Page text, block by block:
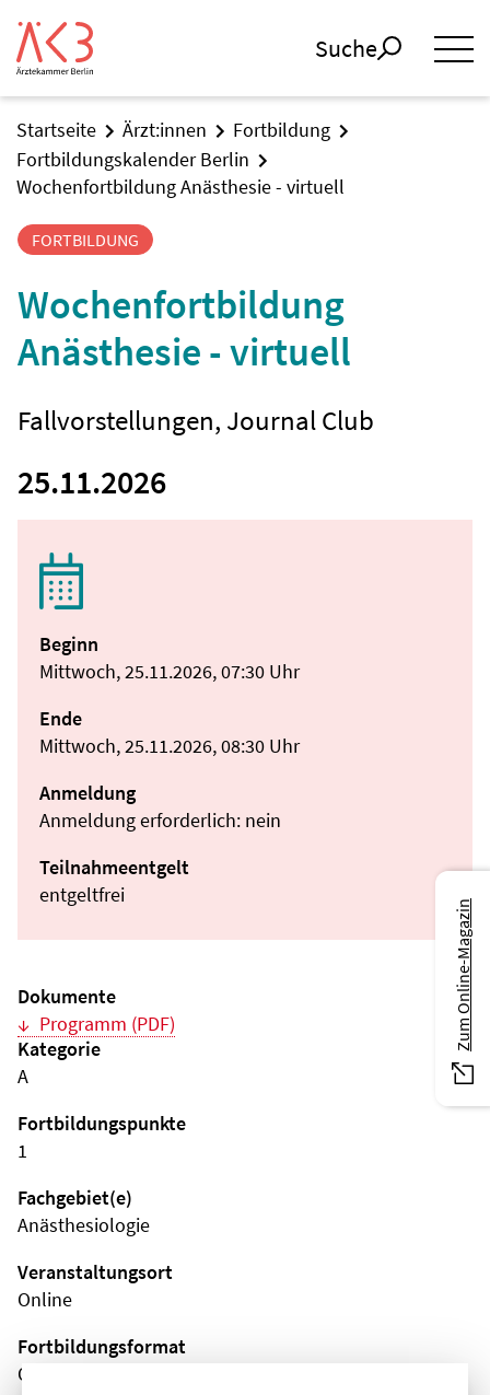
Suche
Startseite Ärzt:innen
Fortbildung
Fortbildungskalender Berlin
Wochenfortbildung Anästhesie - virtuell
FORTBILDUNG
Wochenfortbildung
Anästhesie - virtuell
Fallvorstellungen, Journal Club
25.11.2026
Beginn
Mittwoch, 25.11.2026, 07:30 Uhr
Ende
Mittwoch, 25.11.2026, 08:30 Uhr
Anmeldung
Anmeldung erforderlich: nein
Teilnahmeentgelt
entgeltfrei
Dokumente
Programm (PDF)
Kategorie
A
Fortbildungspunkte
1
Fachgebiet(e)
Anästhesiologie
Veranstaltungsort
Online
Fortbildungsformat
Online
Zum Online-Magazin